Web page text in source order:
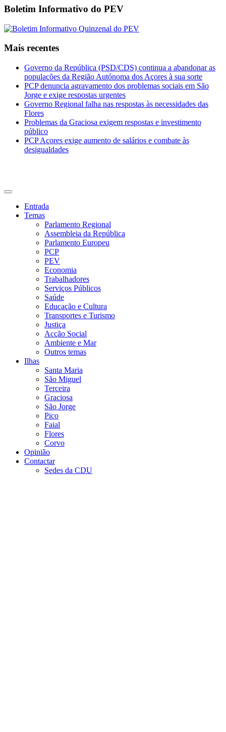
Boletim Informativo do PEV
Mais recentes
Governo da República (PSD/CDS) continua a abandonar as
populações da Região Autónoma dos Açores à sua sorte
PCP denuncia agravamento dos problemas sociais em São
Jorge e exige respostas urgentes
Governo Regional falha nas respostas às necessidades das
Flores
Problemas da Graciosa exigem respostas e investimento
público
PCP Açores exige aumento de salários e combate às
desigualdades
Entrada
Temas
Parlamento Regional
Assembleia da República
Parlamento Europeu
PCP
PEV
Economia
Trabalhadores
Serviços Públicos
Saúde
Educação e Cultura
Transportes e Turismo
Justiça
Acção Social
Ambiente e Mar
Outros temas
Ilhas
Santa Maria
São Miguel
Terceira
Graciosa
São Jorge
Pico
Faial
Flores
Corvo
Opinião
Contactar
Sedes da CDU